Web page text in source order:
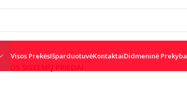
Visos PrekėsIšparduotuvėKontaktaiDidmeninė Prekyba